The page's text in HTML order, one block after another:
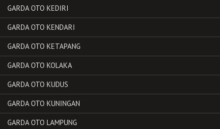
GARDA OTO KEDIRI
GARDA OTO KENDARI
GARDA OTO KETAPANG
GARDA OTO KOLAKA
GARDA OTO KUDUS
GARDA OTO KUNINGAN
GARDA OTO LAMPUNG